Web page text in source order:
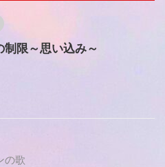
制限～思い込み～
の歌